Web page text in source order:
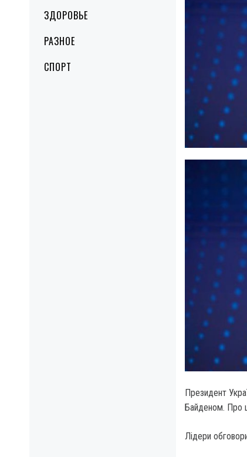
ЗДОРОВЬЕ
РАЗНОЕ
СПОРТ
Президент
Байденом. Про
Лідери